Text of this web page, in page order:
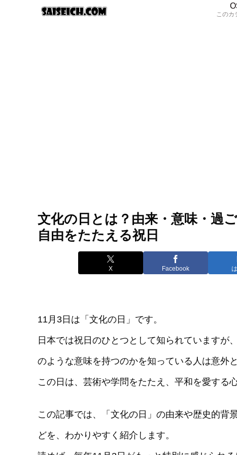
文化の日とは？由来・意味・過
自由をたたえる祝日
X Facebook
11月3日は「文化の日」です。
日本では祝日のひとつとして知られていますが
のような意味を持つのかを知っている人は意外
この日は、芸術や学問をたたえ、平和を愛する
この記事では、「文化の日」の由来や歴史的背
どを、わかりやすく紹介します。